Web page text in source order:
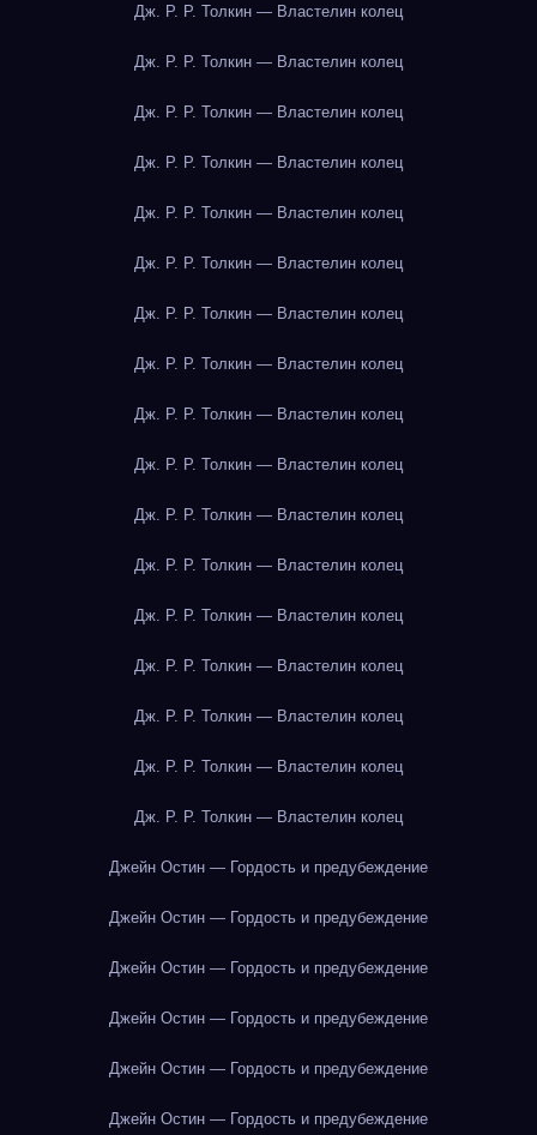
Дж. Р. Р. Толкин — Властелин колец
Дж. Р. Р. Толкин — Властелин колец
Дж. Р. Р. Толкин — Властелин колец
Дж. Р. Р. Толкин — Властелин колец
Дж. Р. Р. Толкин — Властелин колец
Дж. Р. Р. Толкин — Властелин колец
Дж. Р. Р. Толкин — Властелин колец
Дж. Р. Р. Толкин — Властелин колец
Дж. Р. Р. Толкин — Властелин колец
Дж. Р. Р. Толкин — Властелин колец
Дж. Р. Р. Толкин — Властелин колец
Дж. Р. Р. Толкин — Властелин колец
Дж. Р. Р. Толкин — Властелин колец
Дж. Р. Р. Толкин — Властелин колец
Дж. Р. Р. Толкин — Властелин колец
Дж. Р. Р. Толкин — Властелин колец
Дж. Р. Р. Толкин — Властелин колец
Джейн Остин — Гордость и предубеждение
Джейн Остин — Гордость и предубеждение
Джейн Остин — Гордость и предубеждение
Джейн Остин — Гордость и предубеждение
Джейн Остин — Гордость и предубеждение
Джейн Остин — Гордость и предубеждение